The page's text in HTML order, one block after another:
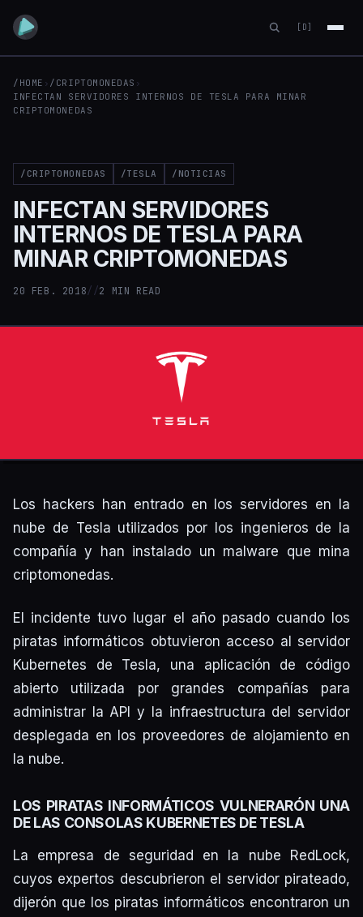
[D]
/HOME › /CRIPTOMONEDAS ›
INFECTAN SERVIDORES INTERNOS DE TESLA PARA MINAR
CRIPTOMONEDAS
/CRIPTOMONEDAS /TESLA /NOTICIAS
INFECTAN SERVIDORES
INTERNOS DE TESLA PARA
MINAR CRIPTOMONEDAS
20 FEB. 2018//2 MIN READ
Los hackers han entrado en los servidores en la
nube de Tesla utilizados por los ingenieros de la
compañía y han instalado un malware que mina
criptomonedas.
El incidente tuvo lugar el año pasado cuando los
piratas informáticos obtuvieron acceso al servidor
Kubernetes de Tesla, una aplicación de código
abierto utilizada por grandes compañías para
administrar la API y la infraestructura del servidor
desplegada en los proveedores de alojamiento en
la nube.
LOS PIRATAS INFORMÁTICOS VULNERARÓN UNA
DE LAS CONSOLAS KUBERNETES DE TESLA
La empresa de seguridad en la nube RedLock,
cuyos expertos descubrieron el servidor pirateado,
dijerón que los piratas informáticos encontraron un